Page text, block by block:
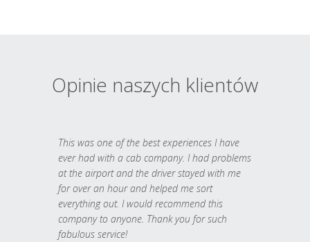
Opinie naszych klientów
This was one of the best experiences I have
ever had with a cab company. I had problems
at the airport and the driver stayed with me
for over an hour and helped me sort
everything out. I would recommend this
company to anyone. Thank you for such
fabulous service!